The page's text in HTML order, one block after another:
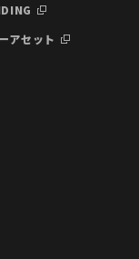
アセット